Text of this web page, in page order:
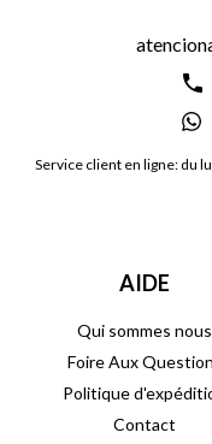
Service client en ligne: du
AIDE
Qui sommes nous
Foire Aux
Politique
Contact